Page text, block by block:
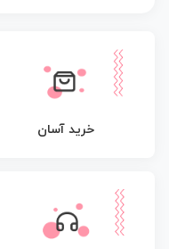
خرید آسان